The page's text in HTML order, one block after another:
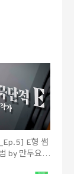
E형 썸
by 만두요정